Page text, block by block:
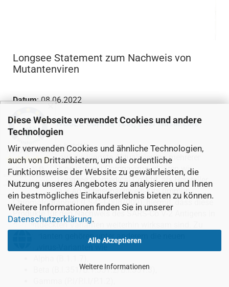
Diese Webseite verwendet Cookies und andere
Technologien
Wir verwenden Cookies und ähnliche Technologien,
auch von Drittanbietern, um die ordentliche
Funktionsweise der Website zu gewährleisten, die
Nutzung unseres Angebotes zu analysieren und Ihnen
ein bestmögliches Einkaufserlebnis bieten zu können.
Weitere Informationen finden Sie in unserer
Datenschutzerklärung.
Alle Akzeptieren
Weitere Informationen
Longsee Statement zum Nachweis von
Mutantenviren
Datum: 08.06.2022
Produkt:LONGSEE Corona Test, 25er Nasal Laie
An alle, die es betrifft,
als Reaktion auf die jüngste Aktualisierung mehrerer
Varianten des neuartigen Coronavirus erklären wir,
Guangdong Longsee Biomedical Co.,Ltd. als Hersteller
des 2019-nCo V Ag Schnellnachweis-Kits (Immun-
Chromatographie) (LS-C-T-008/009), hiermit, dass diese
Produkte für den Nachweis des SARS-Co V-2 Antigens in
den entdeckten Varianten weiterhin wirksam sind. Zu
den Varianten gehören unter anderem die neuen
Beta (B.l.351/B.1.351.2/B.l.351.3),
✕